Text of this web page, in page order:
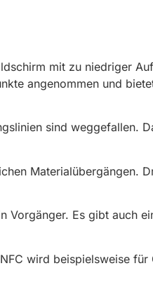
mit zu niedriger
angenommen und
sind weggefallen.
Materialübergängen.
Vorgänger. Es gibt auch
wird beispielsweise